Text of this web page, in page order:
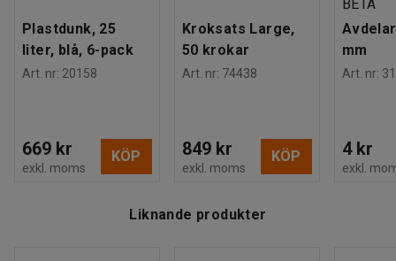
EN 16121:2023
Kvalitets- & miljöbedömning
Byggvarubedömd ID: 157466
Plastdunk, 25
liter, blå, 6-pack
Art. nr: 20158
669 kr
exkl. moms
KÖP
Kroksats Large,
50 krokar
Art. nr: 74438
849 kr
exkl. moms
KÖP
BETA
mm
Art. nr:
4 kr
exkl.
Liknande produkter